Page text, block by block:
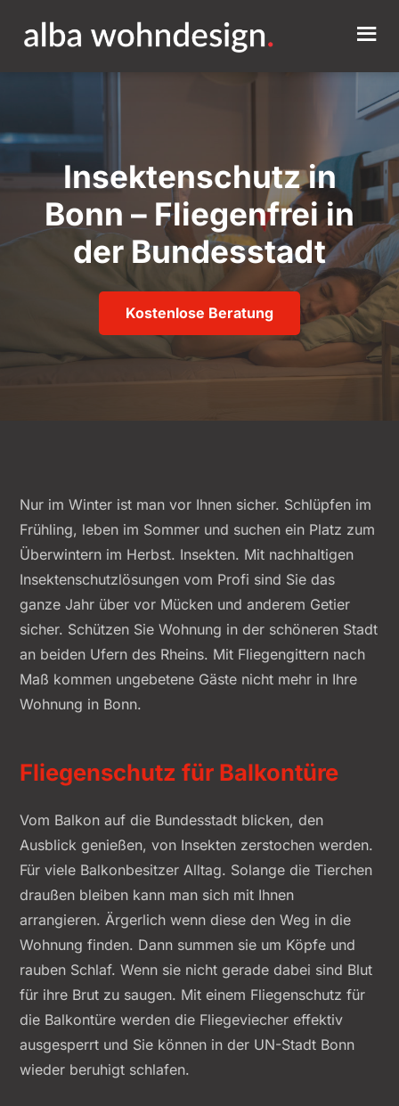
Insektenschutz in
Bonn – Fliegenfrei in
der Bundesstadt
Kostenlose Beratung
Nur im Winter ist man vor Ihnen sicher. Schlüpfen im
Frühling, leben im Sommer und suchen ein Platz zum
Überwintern im Herbst. Insekten. Mit nachhaltigen
Insektenschutzlösungen vom Profi sind Sie das
ganze Jahr über vor Mücken und anderem Getier
sicher. Schützen Sie Wohnung in der schöneren Stadt
an beiden Ufern des Rheins. Mit Fliegengittern nach
Maß kommen ungebetene Gäste nicht mehr in Ihre
Wohnung in Bonn.
Fliegenschutz für Balkontüre
Vom Balkon auf die Bundesstadt blicken, den
Ausblick genießen, von Insekten zerstochen werden.
Für viele Balkonbesitzer Alltag. Solange die Tierchen
draußen bleiben kann man sich mit Ihnen
arrangieren. Ärgerlich wenn diese den Weg in die
Wohnung finden. Dann summen sie um Köpfe und
rauben Schlaf. Wenn sie nicht gerade dabei sind Blut
für ihre Brut zu saugen. Mit einem Fliegenschutz für
die Balkontüre werden die Fliegeviecher effektiv
ausgesperrt und Sie können in der UN-Stadt Bonn
wieder beruhigt schlafen.